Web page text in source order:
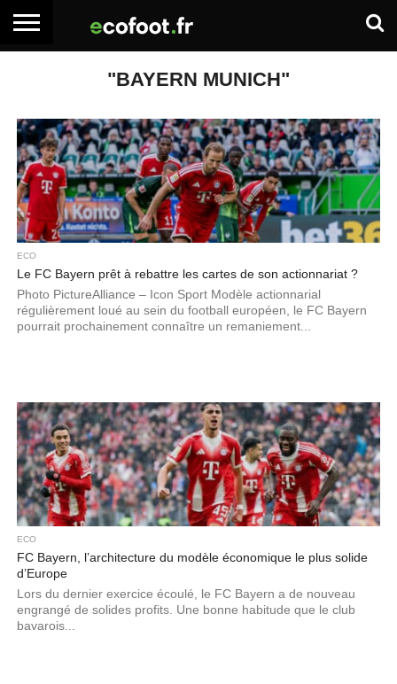
"BAYERN MUNICH"
ECO
Le FC Bayern prêt à rebattre les cartes de son actionnariat ?
Photo PictureAlliance – Icon Sport Modèle actionnarial
régulièrement loué au sein du football européen, le FC Bayern
pourrait prochainement connaître un remaniement...
ECO
FC Bayern, l’architecture du modèle économique le plus solide
d’Europe
Lors du dernier exercice écoulé, le FC Bayern a de nouveau
engrangé de solides profits. Une bonne habitude que le club
bavarois...